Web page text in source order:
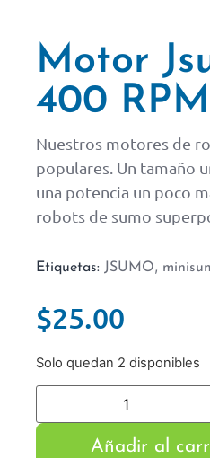
Motor
400 RPM
Nuestros motores de
populares. Un tamaño
una potencia un poco
robots de sumo
Etiquetas: JSUMO,
$25.00
Solo quedan 2 disponibles
Añadir al